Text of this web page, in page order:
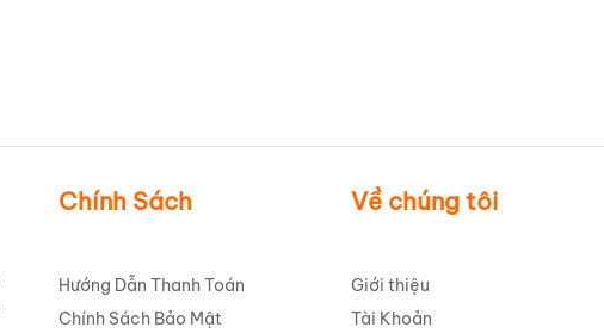
Chính Sách
Hướng Dẫn Thanh Toán
Chính Sách Bảo Mật
Về chúng tôi
Giới thiệu
Tài Khoản